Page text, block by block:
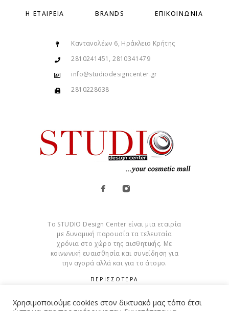
Η ΕΤΑΙΡΕΊΑ BRANDS ΕΠΙΚΟΙΝΩΝΊΑ
Καντανολέων 6, Ηράκλειο Κρήτης
2810241451, 2810341479
info@studiodesigncenter.gr
2810228638
Το STUDIO Design Center είναι μια εταιρία
με δυναμική παρουσία τα τελευταία
χρόνια στο χώρο της αισθητικής. Με
κοινωνική ευαισθησία και συνείδηση για
την αγορά αλλά και για το άτομο.
ΠΕΡΙΣΣΟΤΕΡΑ
Cookies
Χρησιμοποιούμε cookies στον δικτυακό μας τόπο έτσι